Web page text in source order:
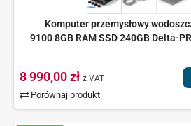
Komputer przemysłowy
9100 8GB RAM SSD 240GB Delta-
8 990,00 zł z VAT
Porównaj produkt